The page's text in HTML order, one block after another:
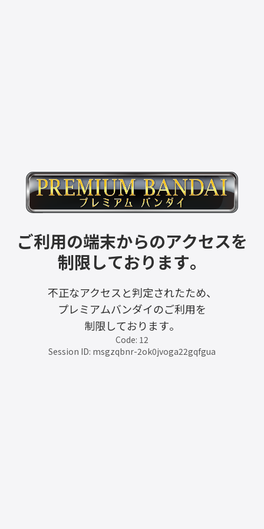
ご利用の端末からのアクセスを
制限しております。
不正なアクセスと判定されたため、
プレミアムバンダイのご利用を
制限しております。
Code: 12
Session ID: msgzqbnr-2ok0jvoga22gqfgua